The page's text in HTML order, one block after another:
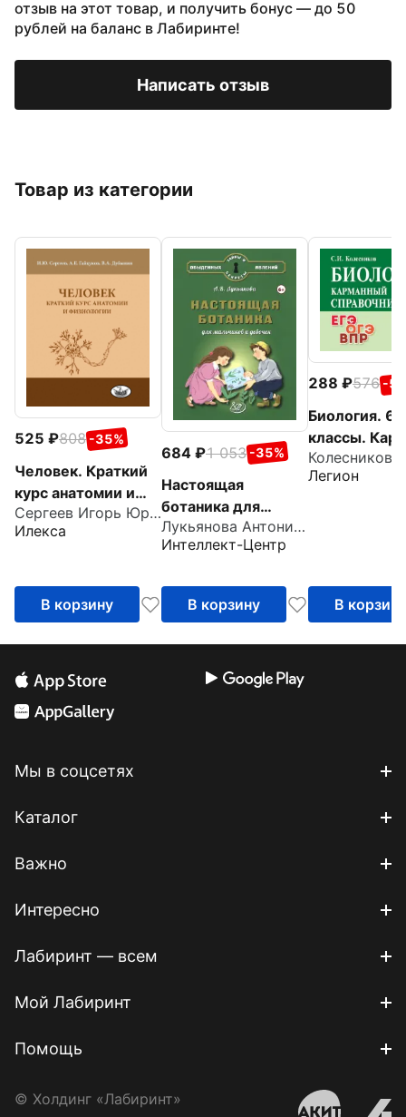
отзыв на этот товар, и получить бонус — до 50
рублей на баланс в Лабиринте!
Написать отзыв
Товар из категории
525 808 -35%
Человек. Краткий
курс анатомии и
физиологии
Сергеев Игорь Юрьевич
Илекса
В корзину
684 1 053 -35%
Настоящая
ботаника для
мальчиков и
девочек
Лукьянова Антонина Владимировна
Интеллект-Центр
В корзину
288 576 -
Биология.
классы.
справочник
Легион
В корзину
Мы в соцсетях
Каталог
Важно
Интересно
Лабиринт — всем
Мой Лабиринт
Помощь
© Холдинг «Лабиринт»